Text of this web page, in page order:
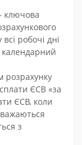
ключова
робочі дні
календарний
розрахунку
ЄСВ «за
ЄСВ, коли
з